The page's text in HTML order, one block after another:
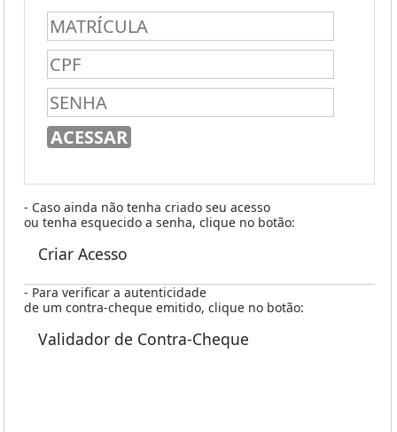
- Caso ainda não tenha criado seu acesso
ou tenha esquecido a senha, clique no botão:
Criar Acesso
- Para verificar a autenticidade
de um contra-cheque emitido, clique no botão:
Validador de Contra-Cheque